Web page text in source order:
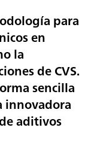
para
en
la
de CVS.
sencilla
innovadora
aditivos